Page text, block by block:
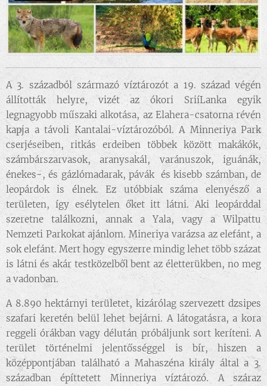
A 3. századból származó víztározót a 19. század végén
állították helyre, vizét az ókori SriíLanka egyik
legnagyobb műszaki alkotása, az Elahera-csatorna révén
kapja a távoli Kantalai-víztározóból. A Minneriya Park
cserjéseiben, ritkás erdeiben többek között makákók,
számbárszarvasok, aranysakál, varánuszok, iguánák,
énekes-, és gázlómadarak, pávák és kisebb számban, de
leopárdok is élnek. Ez utóbbiak száma elenyésző a
területen, így esélytelen őket itt látni. Aki leopárddal
szeretne találkozni, annak a Yala, vagy a Wilpattu
Nemzeti Parkokat ajánlom. Mineriya varázsa az elefánt, a
sok elefánt. Mert hogy egyszerre mindig lehet több százat
is látni és akár testközelből bent az életterükben, no meg
a vadonban.
A 8.890 hektárnyi területet, kizárólag szervezett dzsipes
szafari keretén belül lehet bejárni. A látogatásra, a kora
reggeli órákban vagy délután próbáljunk sort keríteni. A
terület történelmi jelentősséggel is bír, hiszen a
középpontjában található a Mahaszéna király által a 3.
században építtetett Minneriya víztározó. A száraz